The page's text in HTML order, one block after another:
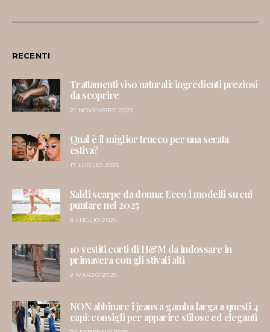
RECENTI
Trattamenti viso naturali: ingredienti preziosi
da scoprire
21 NOVEMBRE 2025
Qual è il miglior trucco per una serata
estiva?
17 LUGLIO 2025
Saldi scarpe da donna: Ecco i modelli su cui
puntare nel 2025
8 LUGLIO 2025
10 vestiti corti di H&M da indossare in
primavera con gli stivali alti
2 MARZO 2025
NON abbinare i jeans a gamba larga a questi 4
capi: consigli per apparire stilose ed eleganti